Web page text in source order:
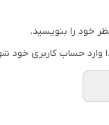
خود را بنویسید.
وارد حساب کاربری خود